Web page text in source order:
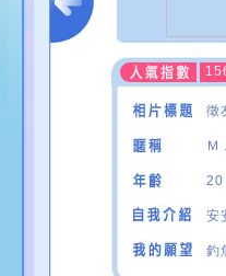
徵
Ｍ
20
安
釣